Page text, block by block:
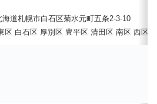
道札幌市白石区菊水元町五条2-3-10
区 白石区 厚別区 豊平区 清田区 南区 西区